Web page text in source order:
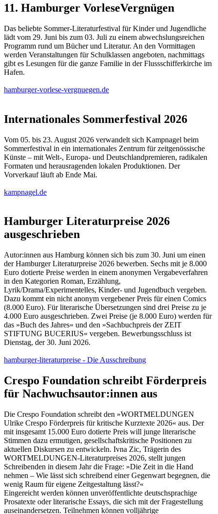
11. Hamburger VorleseVergnügen
Das beliebte Sommer-Literaturfestival für Kinder und Jugendliche
lädt vom 29. Juni bis zum 03. Juli zu einem abwechslungsreichen
Programm rund um Bücher und Literatur. An den Vormittagen
werden Veranstaltungen für Schulklassen angeboten, nachmittags
gibt es Lesungen für die ganze Familie in der Flussschifferkirche im
Hafen.
hamburger-vorlese-vergnuegen.de
Internationales Sommerfestival 2026
Vom 05. bis 23. August 2026 verwandelt sich Kampnagel beim
Sommerfestival in ein internationales Zentrum für zeitgenössische
Künste – mit Welt-, Europa- und Deutschlandpremieren, radikalen
Formaten und herausragenden lokalen Produktionen. Der
Vorverkauf läuft ab Ende Mai.
kampnagel.de
Hamburger Literaturpreise 2026
ausgeschrieben
Autor:innen aus Hamburg können sich bis zum 30. Juni um einen
der Hamburger Literaturpreise 2026 bewerben. Sechs mit je 8.000
Euro dotierte Preise werden in einem anonymen Vergabeverfahren
in den Kategorien Roman, Erzählung,
Lyrik/Drama/Experimentelles, Kinder- und Jugendbuch vergeben.
Dazu kommt ein nicht anonym vergebener Preis für einen Comics
(8.000 Euro). Für literarische Übersetzungen sind drei Preise zu je
4.000 Euro ausgeschrieben. Zwei Preise (je 8.000 Euro) werden für
das »Buch des Jahres« und den »Sachbuchpreis der ZEIT
STIFTUNG BUCERIUS« vergeben. Bewerbungsschluss ist
Dienstag, der 30. Juni 2026.
hamburger-literaturpreise - Die Ausschreibung
Crespo Foundation schreibt Förderpreis
für Nachwuchsautor:innen aus
Die Crespo Foundation schreibt den »WORTMELDUNGEN
Ulrike Crespo Förderpreis für kritische Kurztexte 2026« aus. Der
mit insgesamt 15.000 Euro dotierte Preis will junge literarische
Stimmen dazu ermutigen, gesellschaftskritische Positionen zu
aktuellen Diskursen zu entwickeln. Ivna Zic, Trägerin des
WORTMELDUNGEN-Literaturpreises 2026, stellt jungen
Schreibenden in diesem Jahr die Frage: »Die Zeit in die Hand
nehmen – Wie lässt sich schreibend einer Gegenwart begegnen, die
wenig Raum für eigene Zeitgestaltung lässt?«
Eingereicht werden können unveröffentlichte deutschsprachige
Prosatexte oder literarische Essays, die sich mit der Fragestellung
auseinandersetzen. Teilnehmen können volljährige